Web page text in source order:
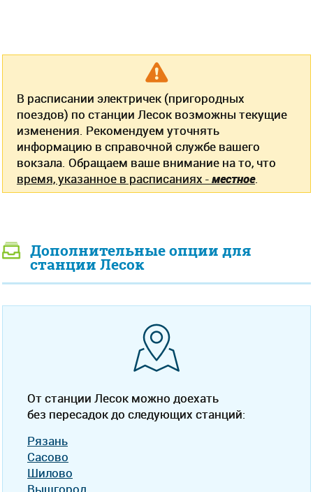
В расписании электричек (пригородных
поездов) по станции Лесок возможны текущие
изменения. Рекомендуем уточнять
информацию в справочной службе вашего
вокзала. Обращаем ваше внимание на то, что
время, указанное в расписаниях -местное.
Дополнительные опции для
станции Лесок
От станции Лесок можно доехать
без пересадок до следующих станций:
Рязань
Сасово
Шилово